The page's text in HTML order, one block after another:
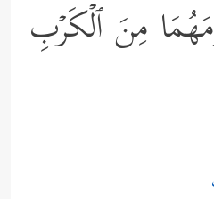
مِنَ ٱلۡكَرۡبِ